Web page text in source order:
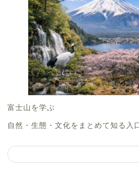
富士山を学ぶ
自然・生態・文化をまとめて知る入